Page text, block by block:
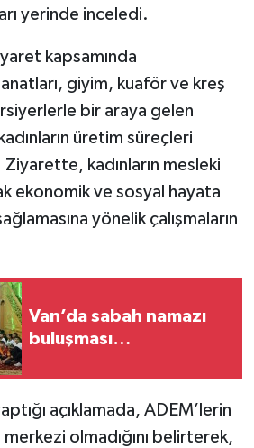
yerinde inceledi.
kapsamında
giyim, kuaför ve kreş
bir araya gelen
üretim süreçleri
Ziyarette, kadınların mesleki
ekonomik ve sosyal hayata
yönelik çalışmaların
Van’da sabah namazı
buluşması…
açıklamada, ADEM’lerin
olmadığını belirterek,